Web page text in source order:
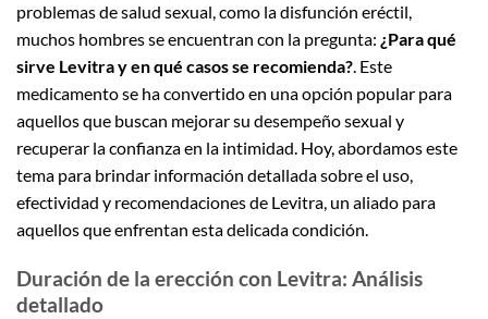
problemas de salud sexual, como la disfunción eréctil,
muchos hombres se encuentran con la pregunta: ¿Para qué
sirve Levitra y en qué casos se recomienda?. Este
medicamento se ha convertido en una opción popular para
aquellos que buscan mejorar su desempeño sexual y
recuperar la confianza en la intimidad. Hoy, abordamos este
tema para brindar información detallada sobre el uso,
efectividad y recomendaciones de Levitra, un aliado para
aquellos que enfrentan esta delicada condición.
Duración de la erección con Levitra: Análisis
detallado